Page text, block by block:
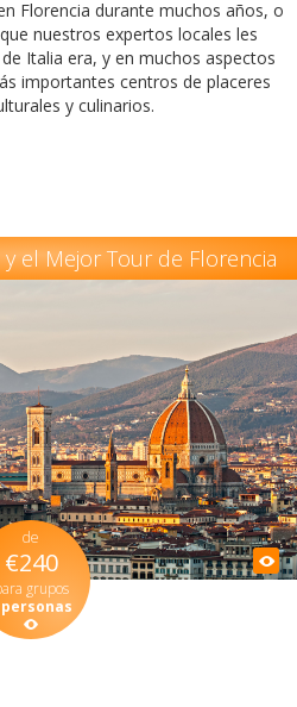
Florencia durante muchos años, o
nuestros expertos locales les
Italia era, y en muchos aspectos
importantes centros de placeres
y culinarios.
el Mejor Tour de Florencia
de
€240
grupos
personas